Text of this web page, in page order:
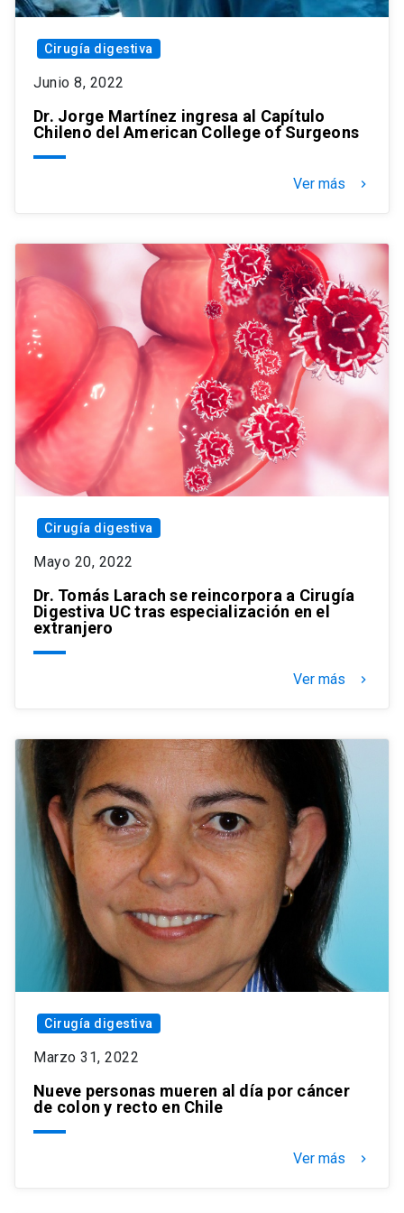
Cirugía digestiva
Junio 8, 2022
Dr. Jorge Martínez ingresa al Capítulo
Chileno del American College of Surgeons
Ver más keyboard_arrow_right
Cirugía digestiva
Mayo 20, 2022
Dr. Tomás Larach se reincorpora a Cirugía
Digestiva UC tras especialización en el
extranjero
Ver más keyboard_arrow_right
Cirugía digestiva
Marzo 31, 2022
Nueve personas mueren al día por cáncer
de colon y recto en Chile
Ver más keyboard_arrow_right